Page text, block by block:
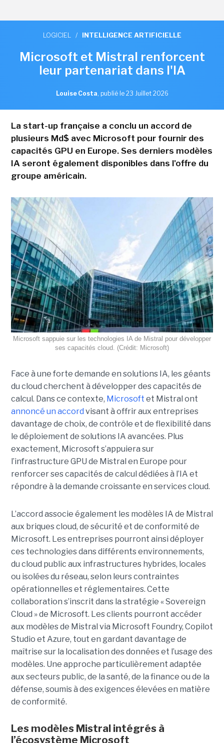
LOGICIEL / INTELLIGENCE ARTIFICIELLE
Microsoft et Mistral renforcent
leur partenariat dans l'IA
Louise Costa, publié le 23 Juillet 2026
La start-up française a conclu un accord de
plusieurs Md$ avec Microsoft pour fournir des
capacités GPU en Europe. Ses derniers modèles
IA seront également disponibles dans l'offre du
groupe américain.
Microsoft sappuie sur les technologies IA de Mistral pour développer
ses capacités cloud. (Crédit: Microsoft)
Face à une forte demande en solutions IA, les géants
du cloud cherchent à développer des capacités de
calcul. Dans ce contexte, Microsoft et Mistral ont
annoncé un accord visant à offrir aux entreprises
davantage de choix, de contrôle et de flexibilité dans
le déploiement de solutions IA avancées. Plus
exactement, Microsoft s’appuiera sur
l’infrastructure GPU de Mistral en Europe pour
renforcer ses capacités de calcul dédiées à l’IA et
répondre à la demande croissante en services cloud.
L’accord associe également les modèles IA de Mistral
aux briques cloud, de sécurité et de conformité de
Microsoft. Les entreprises pourront ainsi déployer
ces technologies dans différents environnements,
du cloud public aux infrastructures hybrides, locales
ou isolées du réseau, selon leurs contraintes
opérationnelles et réglementaires. Cette
collaboration s’inscrit dans la stratégie « Sovereign
Cloud » de Microsoft. Les clients pourront accéder
aux modèles de Mistral via Microsoft Foundry, Copilot
Studio et Azure, tout en gardant davantage de
maîtrise sur la localisation des données et l’usage des
modèles. Une approche particulièrement adaptée
aux secteurs public, de la santé, de la finance ou de la
défense, soumis à des exigences élevées en matière
de conformité.
Les modèles Mistral intégrés à
l’écosystème Microsoft